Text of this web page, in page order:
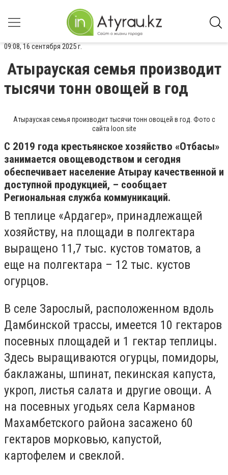
09:08, 16 сентября 2025 г.
Атырауская семья производит
тысячи тонн овощей в год
Атырауская семья производит тысячи тонн овощей в год. Фото с
сайта loon.site
С 2019 года крестьянское хозяйство «Отбасы»
занимается овощеводством и сегодня
обеспечивает население Атырау качественной и
доступной продукцией, – сообщает
Региональная служба коммуникаций.
В теплице «Ардагер», принадлежащей
хозяйству, на площади в полгектара
выращено 11,7 тыс. кустов томатов, а
еще на полгектара – 12 тыс. кустов
огурцов.
В селе Зарослый, расположенном вдоль
Дамбинской трассы, имеется 10 гектаров
посевных площадей и 1 гектар теплицы.
Здесь выращиваются огурцы, помидоры,
баклажаны, шпинат, пекинская капуста,
укроп, листья салата и другие овощи. А
на посевных угодьях села Карманов
Махамбетского района засажено 60
гектаров морковью, капустой,
картофелем и свеклой.